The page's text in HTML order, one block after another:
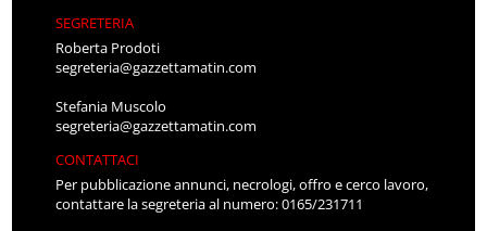
SEGRETERIA
Roberta Prodoti
segreteria@gazzettamatin.com
Stefania Muscolo
segreteria@gazzettamatin.com
CONTATTACI
Per pubblicazione annunci, necrologi, offro e cerco lavoro,
contattare la segreteria al numero: 0165/231711